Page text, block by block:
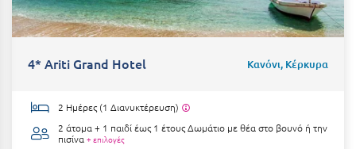
Κάλυμνος
Καμένα Βούρλα
Καρδάμαινα
Καρδαμύλη
Καρδίτσα
4* Ariti Grand Hotel Κανόνι, Κέρκυρα
2 Ημέρες (1 Διανυκτέρευση)
2 άτομα + 1 παιδί έως 1 έτουςΔωμάτιο με θέα στο βουνό ή την
πισίνα + επιλογές